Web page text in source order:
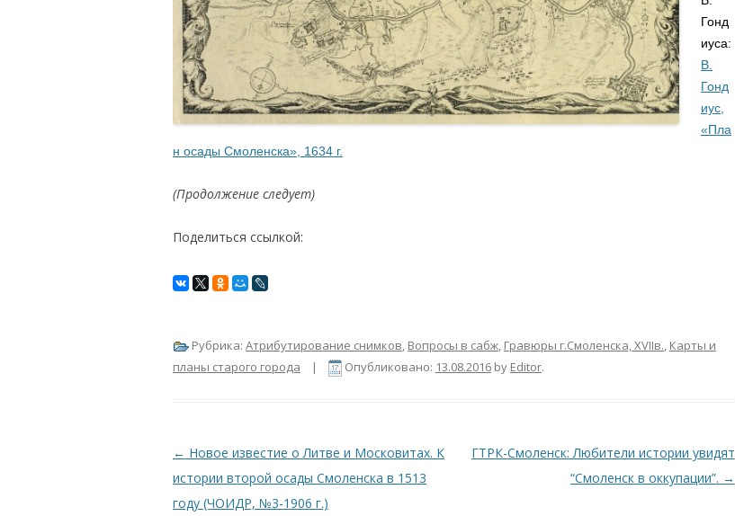
Гонд
иуса:
В.
Гонд
иус,
«Пла
н осады Смоленска», 1634 г.
(Продолжение следует)
Поделиться ссылкой:
Рубрика: Атрибутирование снимков, Вопросы в сабж, Гравюры г.Смоленска, XVIIв., Карты и
планы старого города | Опубликовано: 13.08.2016 by Editor.
Навигация по записям
← Новое известие о Литве и Московитах. К
истории второй осады Смоленска в 1513
году (ЧОИДР, №3-1906 г.)
ГТРК-Смоленск: Любители истории увидят
“Смоленск в оккупации”. →